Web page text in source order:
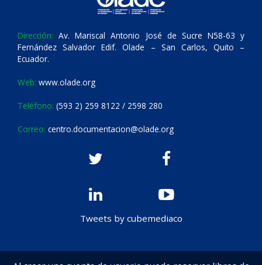
Dirección: Av. Mariscal Antonio José de Sucre N58-63 y
Fernández Salvador Edif. Olade – San Carlos, Quito –
Ecuador.
Web: www.olade.org
Teléfono: (593 2) 259 8122 / 2598 280
Correo: centro.documentacion@olade.org
Tweets by cubemediaco